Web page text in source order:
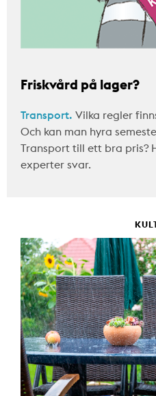
Friskvård på lager?
Transport. Vilka regler
Och kan man hyra
Transport till ett bra pris?
experter svar.